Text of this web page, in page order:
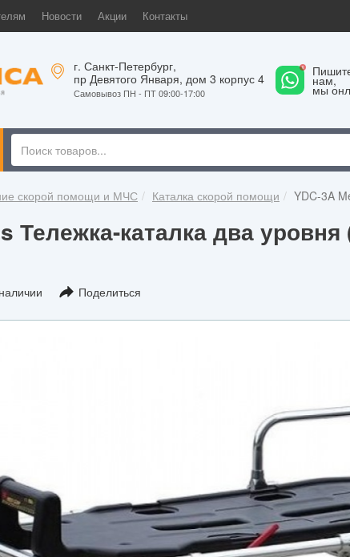
Новости Акции Контакты
г. Санкт-Петербург,
пр Девятого Января, дом 3 корпус 4
Самовывоз ПН - ПТ 09:00-17:00
1
нам,
мы
скорой помощи и МЧС Каталка скорой помощи YDC-3A
Тележка-каталка два
Поделиться